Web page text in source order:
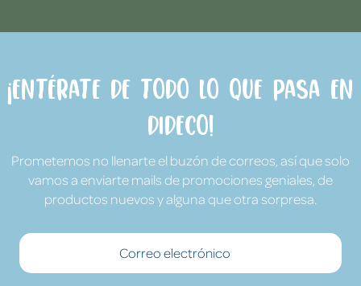
¡Entérate de todo lo que pasa en
Dideco!
Prometemos no llenarte el buzón de correos, así que solo
vamos a enviarte mails de promociones geniales, de
productos nuevos y alguna que otra sorpresa.